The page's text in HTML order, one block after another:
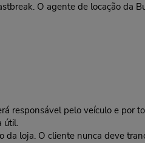
O agente de locação da
responsável pelo veículo e por
útil.
da loja. O cliente nunca deve